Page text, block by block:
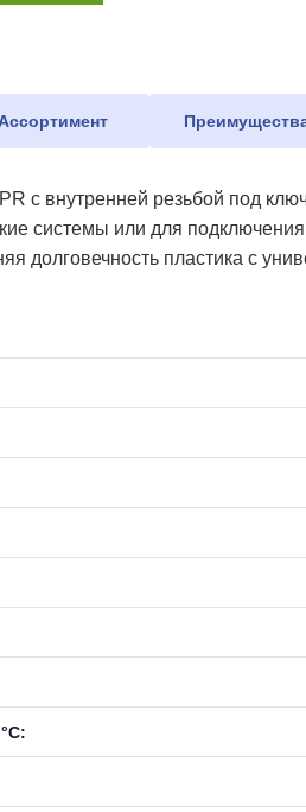
с внутренней резьбой под
системы или для
долговечность пластика с